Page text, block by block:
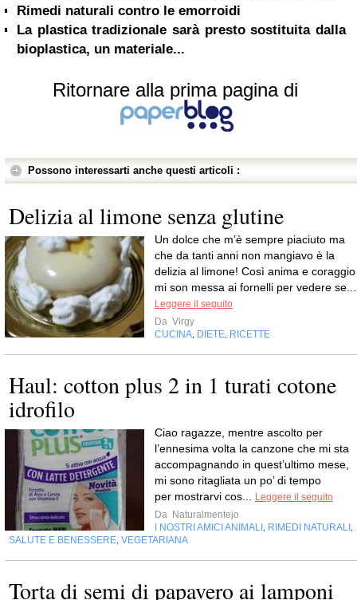
Rimedi naturali contro le emorroidi
La plastica tradizionale sarà presto sostituita dalla
bioplastica, un materiale...
Ritornare alla prima pagina di
Possono interessarti anche questi articoli :
Delizia al limone senza glutine
Un dolce che m’è sempre piaciuto ma
che da tanti anni non mangiavo è la
delizia al limone! Così anima e coraggio
mi son messa ai fornelli per vedere se...
Leggere il seguito
Da Virgy
CUCINA DIETE RICETTE
Haul: cotton plus 2 in 1 turati cotone
idrofilo
Ciao ragazze, mentre ascolto per
l’ennesima volta la canzone che mi sta
accompagnando in quest’ultimo mese,
mi sono ritagliata un po’ di tempo
per mostrarvi cos...
Leggere il seguito
Da Naturalmentejo
I NOSTRI AMICI ANIMALI
RIMEDI NATURALI
SALUTE E BENESSERE VEGETARIANA
Torta di semi di papavero ai lamponi